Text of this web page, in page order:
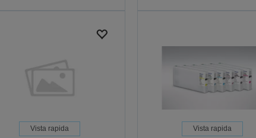
Vista rapida Vista rapida